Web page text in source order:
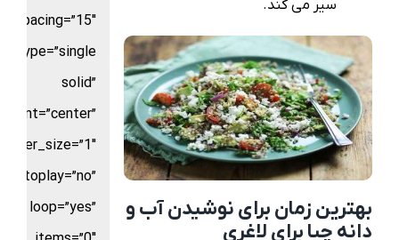
سیر می کند.
بهترین زمان برای نوشیدن آب و
دانه چیا برای لاغری
solid”
autoplay=”no”
loop=”yes”